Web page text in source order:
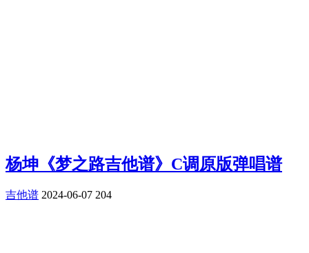
杨坤《梦之路吉他谱》C调原版弹唱谱
吉他谱 2024-06-07 204